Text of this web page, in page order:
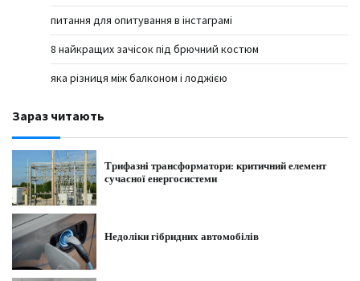
питання для опитування в інстаграмі
8 найкращих зачісок під брючний костюм
яка різниця між балконом і лоджією
Зараз читають
Трифазні трансформатори: критичний елемент
сучасної енергосистеми
Недоліки гібридних автомобілів